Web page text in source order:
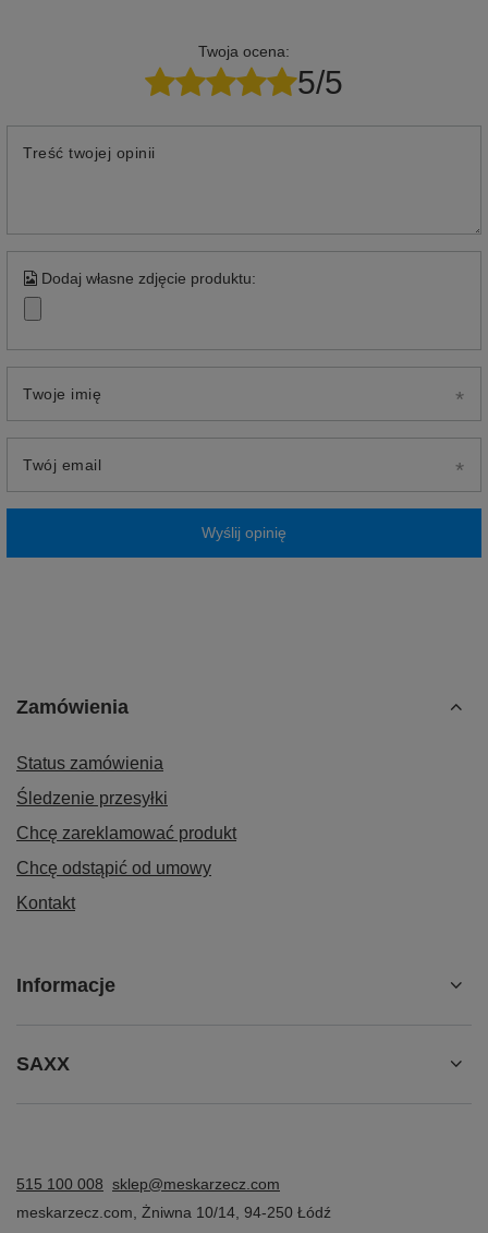
Twoja ocena:
5/5
Treść twojej opinii
Dodaj własne zdjęcie produktu:
Twoje imię
Twój email
Wyślij opinię
Zamówienia
Status zamówienia
Śledzenie przesyłki
Chcę zareklamować produkt
Chcę odstąpić od umowy
Kontakt
Informacje
SAXX
515 100 008 sklep@meskarzecz.com
meskarzecz.com
Żniwna 10/14 94-250 Łódź